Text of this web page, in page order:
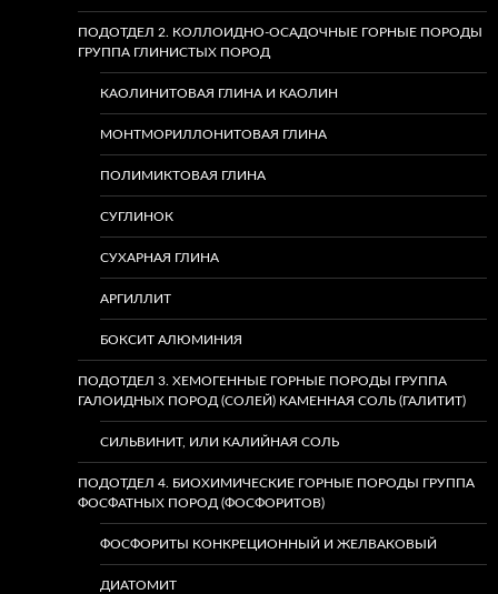
ПОДОТДЕЛ 2. КОЛЛОИДНО-ОСАДОЧНЫЕ ГОРНЫЕ ПОРОДЫ
ГРУППА ГЛИНИСТЫХ ПОРОД
КАОЛИНИТОВАЯ ГЛИНА И КАОЛИН
МОНТМОРИЛЛОНИТОВАЯ ГЛИНА
ПОЛИМИКТОВАЯ ГЛИНА
СУГЛИНОК
СУХАРНАЯ ГЛИНА
АРГИЛЛИТ
БОКСИТ АЛЮМИНИЯ
ПОДОТДЕЛ 3. ХЕМОГЕННЫЕ ГОРНЫЕ ПОРОДЫ ГРУППА
ГАЛОИДНЫХ ПОРОД (СОЛЕЙ) КАМЕННАЯ СОЛЬ (ГАЛИТИТ)
СИЛЬВИНИТ, ИЛИ КАЛИЙНАЯ СОЛЬ
ПОДОТДЕЛ 4. БИОХИМИЧЕСКИЕ ГОРНЫЕ ПОРОДЫ ГРУППА
ФОСФАТНЫХ ПОРОД (ФОСФОРИТОВ)
ФОСФОРИТЫ КОНКРЕЦИОННЫЙ И ЖЕЛВАКОВЫЙ
ДИАТОМИТ